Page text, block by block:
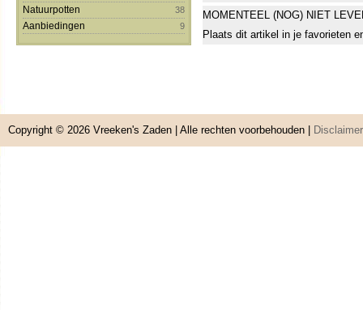
Natuurpotten 38
Aanbiedingen 9
MOMENTEEL (NOG) NIET
Plaats dit artikel in je favorieten
Copyright © 2026 Vreeken's Zaden | Alle rechten voorbehouden | Disclaimer